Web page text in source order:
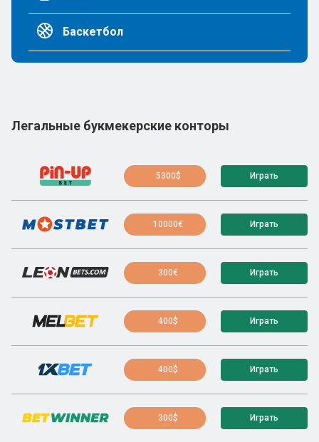
Баскетбол
Легальные букмекерские конторы
5300$ Играть
10000€ Играть
300€ Играть
400$ Играть
400$ Играть
300$ Играть